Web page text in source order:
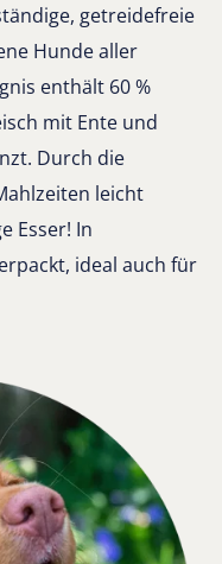
getreidefreie
Hunde aller
enthält 60 %
mit Ente und
Durch die
leicht
Esser! In
ideal auch für